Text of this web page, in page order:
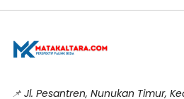
📌 Jl. Pesantren, Nunukan Timur,